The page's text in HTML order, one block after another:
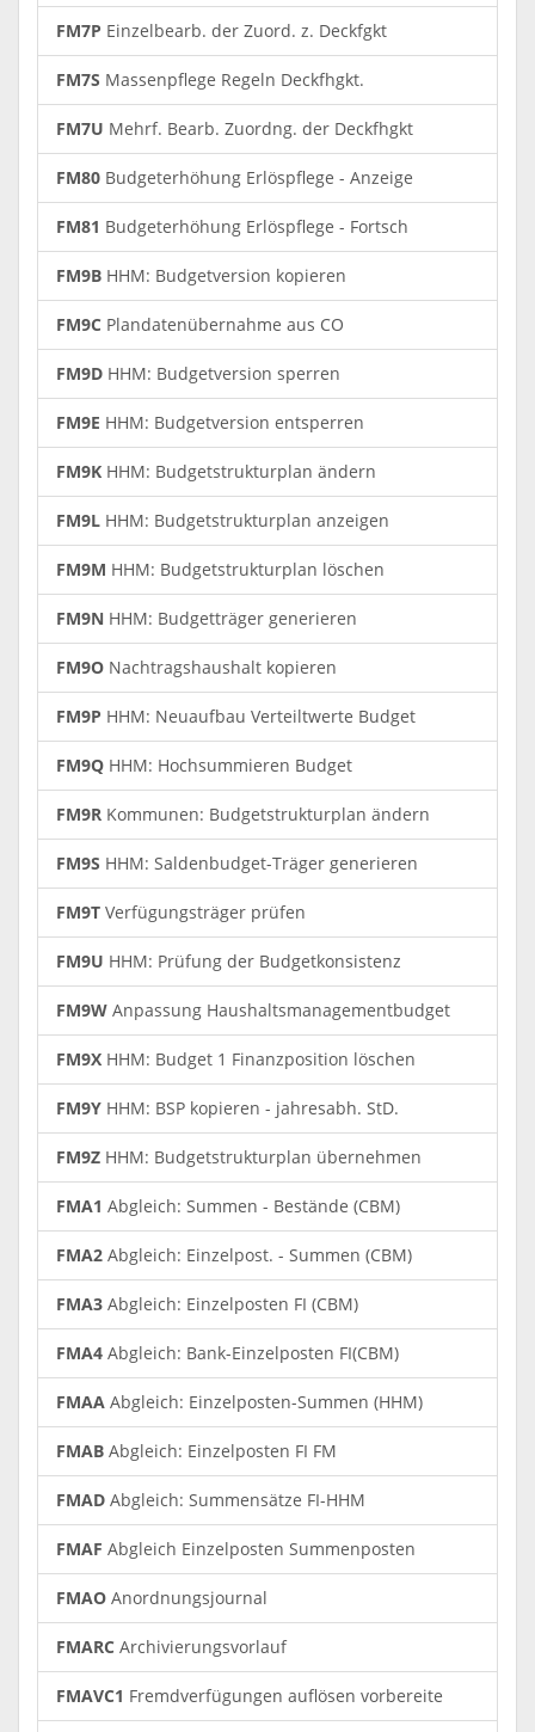
FM7P Einzelbearb. der Zuord. z. Deckfgkt
FM7S Massenpflege Regeln Deckfhgkt.
FM7U Mehrf. Bearb. Zuordng. der Deckfhgkt
FM80 Budgeterhöhung Erlöspflege - Anzeige
FM81 Budgeterhöhung Erlöspflege - Fortsch
FM9B HHM: Budgetversion kopieren
FM9C Plandatenübernahme aus CO
FM9D HHM: Budgetversion sperren
FM9E HHM: Budgetversion entsperren
FM9K HHM: Budgetstrukturplan ändern
FM9L HHM: Budgetstrukturplan anzeigen
FM9M HHM: Budgetstrukturplan löschen
FM9N HHM: Budgetträger generieren
FM9O Nachtragshaushalt kopieren
FM9P HHM: Neuaufbau Verteiltwerte Budget
FM9Q HHM: Hochsummieren Budget
FM9R Kommunen: Budgetstrukturplan ändern
FM9S HHM: Saldenbudget-Träger generieren
FM9T Verfügungsträger prüfen
FM9U HHM: Prüfung der Budgetkonsistenz
FM9W Anpassung Haushaltsmanagementbudget
FM9X HHM: Budget 1 Finanzposition löschen
FM9Y HHM: BSP kopieren - jahresabh. StD.
FM9Z HHM: Budgetstrukturplan übernehmen
FMA1 Abgleich: Summen - Bestände (CBM)
FMA2 Abgleich: Einzelpost. - Summen (CBM)
FMA3 Abgleich: Einzelposten FI (CBM)
FMA4 Abgleich: Bank-Einzelposten FI(CBM)
FMAA Abgleich: Einzelposten-Summen (HHM)
FMAB Abgleich: Einzelposten FI FM
FMAD Abgleich: Summensätze FI-HHM
FMAF Abgleich Einzelposten Summenposten
FMAO Anordnungsjournal
FMARC Archivierungsvorlauf
FMAVC1 Fremdverfügungen auflösen vorbereite